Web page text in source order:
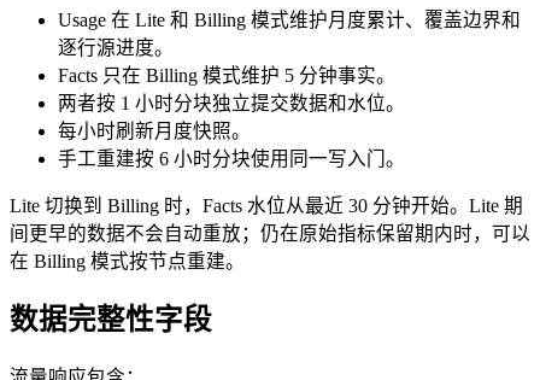
Usage 在 Lite 和 Billing 模式维护月度累计、覆盖边界和
逐行源进度。
Facts 只在 Billing 模式维护 5 分钟事实。
两者按 1 小时分块独立提交数据和水位。
每小时刷新月度快照。
手工重建按 6 小时分块使用同一写入门。
Lite 切换到 Billing 时，Facts 水位从最近 30 分钟开始。Lite 期
间更早的数据不会自动重放；仍在原始指标保留期内时，可以
在 Billing 模式按节点重建。
数据完整性字段